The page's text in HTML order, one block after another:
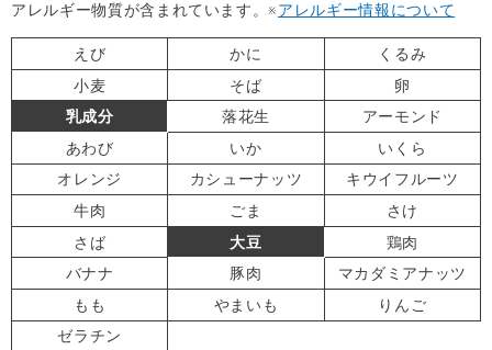
アレルギー物質が含まれています。※アレルギー情報について
えび かに
くるみ
小麦
そば
卵
乳成分
落花生
アーモンド
あわび
いか
いくら
オレンジ
カシューナッツ
キウイフルーツ
牛肉
ごま
さけ
さば
大豆
鶏肉
バナナ
豚肉
マカダミアナッツ
もも
やまいも
りんご
ゼラチン